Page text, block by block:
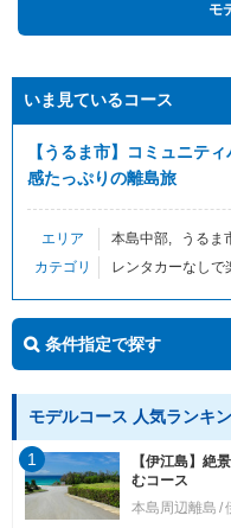
モ
いま見ているコース
【うるま市】コミュニテ
感たっぷりの離島旅
エリア 本島中部
うるま
カテゴリ
レンタカーなしで
条件指定で探す
モデルコース 人気ランキ
【伊江島】絶
むコース
本島周辺離島
1